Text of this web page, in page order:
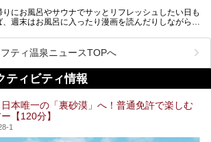
は、男性専用施設だけでなく、カップルや女性に嬉し
サウナも増えてきました。
におすすめしたい施設14選をご紹介します。
てください。
りにお風呂やサウナでサッとリフレッシュしたい日も
、週末はお風呂に入ったり漫画を読んだりしながら一
終電を逃してしまい、「このまま朝までゆっくりでき
があれば」と探した経験がある人も多いのではないで
か。
本記事では、東京でおすすめのスーパー銭湯を、目的
営業で宿泊できる施設や、1,000円以下で楽しめる安
、デートや休日レジャーにもぴったりなエンタメ要素
した施設など、利用のシーンに合わせて参考にしてく
。
ティ温泉ニュースTOPへ
ティビティ情報
日本唯一の「裏砂漠」へ！普通免許で楽しむ
【120分】
1